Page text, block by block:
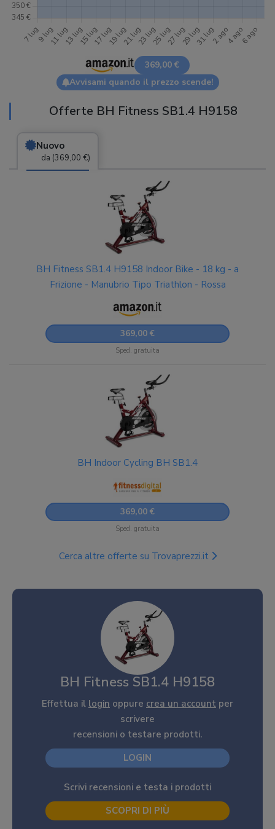
369,00 €
Avvisami quando il prezzo scende!
Offerte BH Fitness SB1.4 H9158
Nuovo
da (369,00 €)
BH Fitness SB1.4 H9158 Indoor Bike - 18 kg - a
Frizione - Manubrio Tipo Triathlon - Rossa
369,00 €
Sped. gratuita
BH Indoor Cycling BH SB1.4
369,00 €
Sped. gratuita
Cerca altre offerte su Trovaprezzi.it
BH Fitness SB1.4 H9158
Effettua il login oppure crea un account per
scrivere
recensioni o testare prodotti.
LOGIN
Scrivi recensioni e testa i prodotti
SCOPRI DI PIÙ